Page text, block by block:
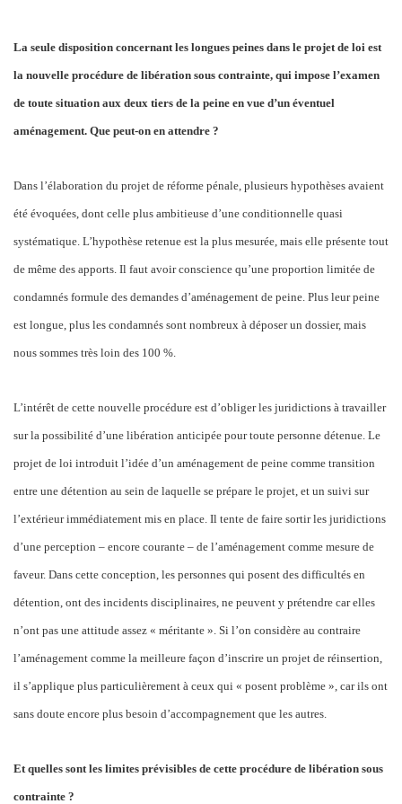
La seule disposition concernant les longues peines dans le projet de loi est
la nouvelle procédure de libération sous contrainte, qui impose l’examen
de toute situation aux deux tiers de la peine en vue d’un éventuel
aménagement. Que peut-on en attendre ?
Dans l’élaboration du projet de réforme pénale, plusieurs hypothèses avaient
été évoquées, dont celle plus ambitieuse d’une conditionnelle quasi
systématique. L’hypothèse retenue est la plus mesurée, mais elle présente tout
de même des apports. Il faut avoir conscience qu’une proportion limitée de
condamnés formule des demandes d’aménagement de peine. Plus leur peine
est longue, plus les condamnés sont nombreux à déposer un dossier, mais
nous sommes très loin des 100 %.
L’intérêt de cette nouvelle procédure est d’obliger les juridictions à travailler
sur la possibilité d’une libération anticipée pour toute personne détenue. Le
projet de loi introduit l’idée d’un aménagement de peine comme transition
entre une détention au sein de laquelle se prépare le projet, et un suivi sur
l’extérieur immédiatement mis en place. Il tente de faire sortir les juridictions
d’une perception – encore courante – de l’aménagement comme mesure de
faveur. Dans cette conception, les personnes qui posent des difficultés en
détention, ont des incidents disciplinaires, ne peuvent y prétendre car elles
n’ont pas une attitude assez « méritante ». Si l’on considère au contraire
l’aménagement comme la meilleure façon d’inscrire un projet de réinsertion,
il s’applique plus particulièrement à ceux qui « posent problème », car ils ont
sans doute encore plus besoin d’accompagnement que les autres.
Et quelles sont les limites prévisibles de cette procédure de libération sous
contrainte ?